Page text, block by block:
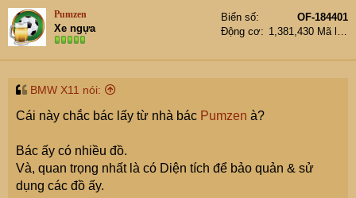
t
i
o
n
s
Pumzen
Xe ngựa
Biển số
OF-184401
Động cơ
1,381,430 Mã lực
BMW X11 nói:
Cái này chắc bác lấy từ nhà bác Pumzen à?
Bác ấy có nhiều đồ.
Và, quan trọng nhất là có Diện tích để bảo quản & sử
dụng các đồ ấy.